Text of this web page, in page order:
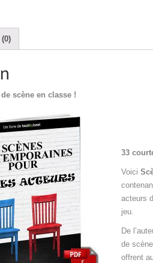
scène en classe !
33
Voici
acteurs
jeu.
De
de
offrent